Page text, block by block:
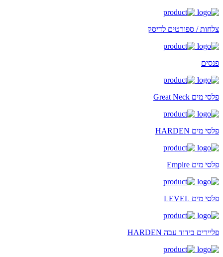
צלחות / ספורטים לדיסק
פנסים
פלסי מים Great Neck
פלסי מים HARDEN
פלסי מים Empire
פלסי מים LEVEL
פליירים בידוד עבה HARDEN